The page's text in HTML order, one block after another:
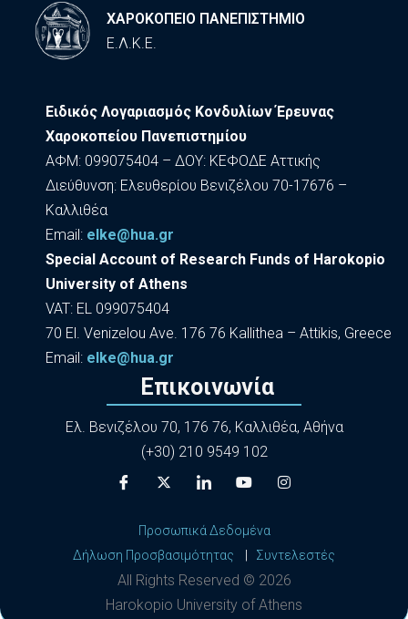
ΧΑΡΟΚΟΠΕΙΟ ΠΑΝΕΠΙΣΤΗΜΙΟ
Ε.Λ.Κ.Ε.
Ειδικός Λογαριασμός Κονδυλίων Έρευνας
Χαροκοπείου Πανεπιστημίου
ΑΦΜ: 099075404 – ΔΟΥ: ΚΕΦΟΔΕ Αττικής
Διεύθυνση: Ελευθερίου Βενιζέλου 70-17676 –
Καλλιθέα
Εmail: elke@hua.gr
Special Account of Research Funds of Harokopio
University of Athens
VAT: EL 099075404
70 El. Venizelou Ave. 176 76 Kallithea – Attikis, Greece
Εmail: elke@hua.gr
Επικοινωνία
Ελ. Βενιζέλου 70, 176 76, Καλλιθέα, Αθήνα
(+30) 210 9549 102
Προσωπικά Δεδομένα
Δήλωση Προσβασιμότητας
Συντελεστές
All Rights Reserved © 2026
Harokopio University of Athens